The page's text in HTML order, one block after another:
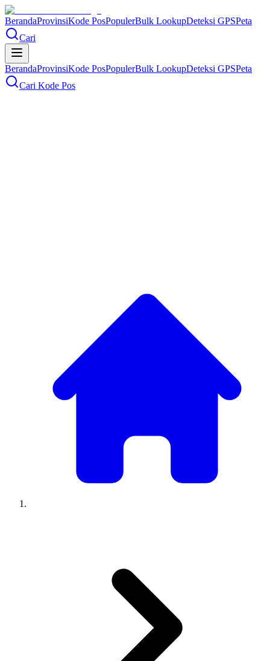
BerandaProvinsiKode PosPopulerBulk LookupDeteksi GPSPeta
Cari
BerandaProvinsiKode PosPopulerBulk LookupDeteksi GPSPeta
Cari Kode Pos